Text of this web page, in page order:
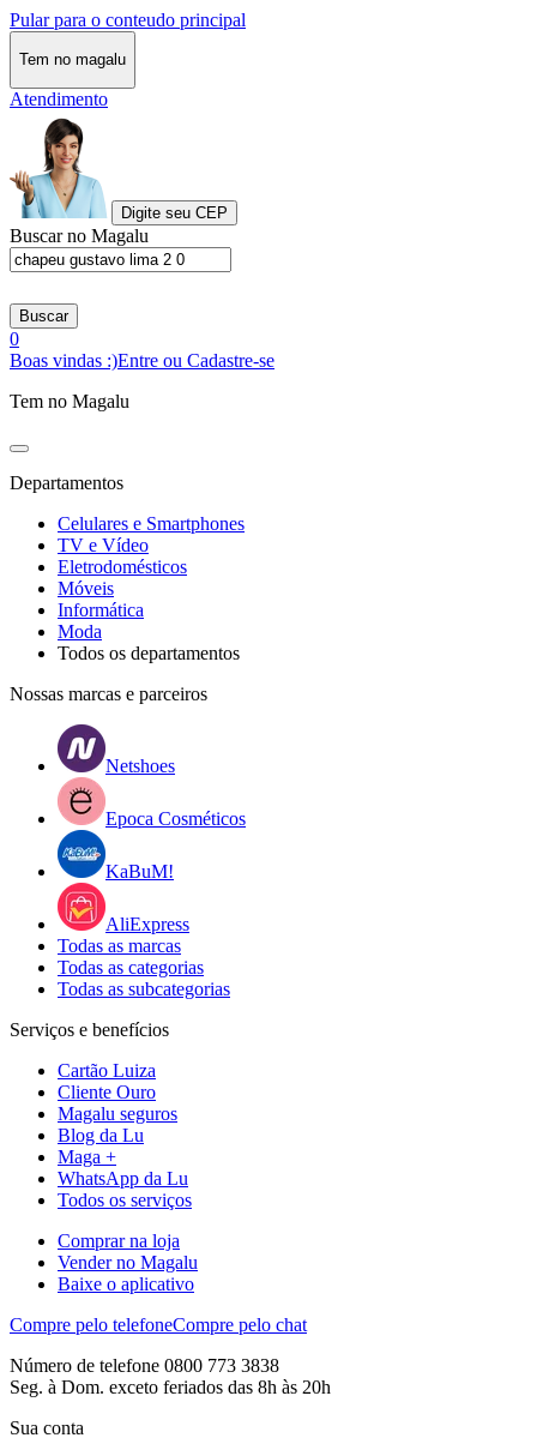
Pular para o conteudo principal
Tem no magalu
Atendimento
Digite seu CEP
Buscar no Magalu
Buscar
0
Boas vindas :)Entre ou Cadastre-se
Tem no Magalu
Departamentos
Celulares e Smartphones
TV e Vídeo
Eletrodomésticos
Móveis
Informática
Moda
Todos os departamentos
Nossas marcas e parceiros
Netshoes
Epoca Cosméticos
KaBuM!
AliExpress
Todas as marcas
Todas as categorias
Todas as subcategorias
Serviços e benefícios
Cartão Luiza
Cliente Ouro
Magalu seguros
Blog da Lu
Maga +
WhatsApp da Lu
Todos os serviços
Comprar na loja
Vender no Magalu
Baixe o aplicativo
Compre pelo telefoneCompre pelo chat
Número de telefone 0800 773 3838
Seg. à Dom. exceto feriados das 8h às 20h
Sua conta